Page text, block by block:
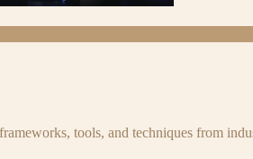
tools, and techniques from